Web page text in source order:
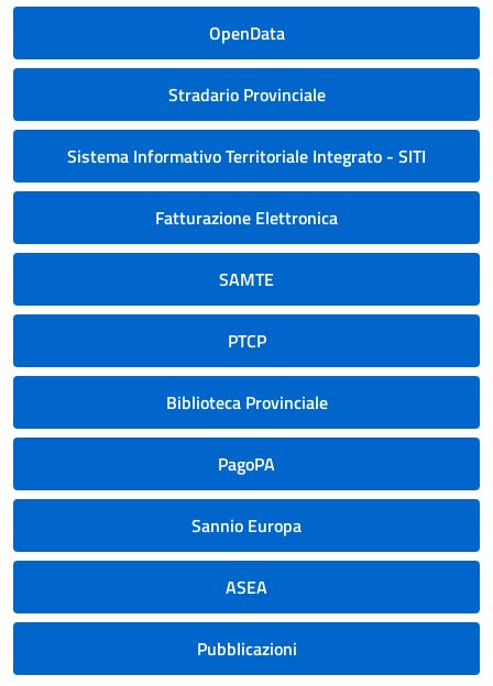
OpenData
Stradario Provinciale
Sistema Informativo Territoriale Integrato - SITI
Fatturazione Elettronica
SAMTE
PTCP
Biblioteca Provinciale
PagoPA
Sannio Europa
ASEA
Pubblicazioni